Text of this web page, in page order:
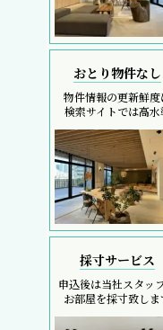
おとり物件なし
物件情報の更新鮮度
検索サイトでは高水
採寸サービス
申込後は当社スタッ
お部屋を採寸致しま